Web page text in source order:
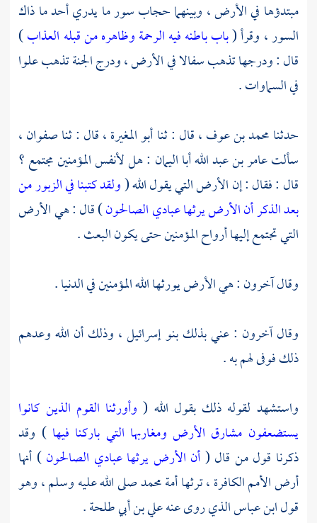
مبتدؤها في الأرض ، وبينهما حجاب سور ما يدري أحد ما ذاك
السور ، وقرأ (باب باطنه فيه الرحمة وظاهره من قبله العذاب)
قال : ودرجها تذهب سفالا في الأرض ، ودرج الجنة تذهب علوا
في السماوات .
حدثنامحمد بن عوف، قال : ثناأبو المغيرة، قال : ثناصفوان،
سألتعامر بن عبد الله أبا اليمان : هل لأنفس المؤمنين مجتمع ؟
قال : فقال : إن الأرض التي يقول الله (ولقد كتبنا في الزبور من
بعد الذكر أن الأرض يرثها عبادي الصالحون) قال : هي الأرض
التي تجتمع إليها أرواح المؤمنين حتى يكون البعث .
وقال آخرون : هي الأرض يورثها الله المؤمنين في الدنيا .
وقال آخرون : عني بذلكبنو إسرائيل، وذلك أن الله وعدهم
ذلك فوفى لهم به .
واستشهد لقوله ذلك بقول الله ( وأورثنا القوم الذين كانوا
يستضعفون مشارق الأرض ومغاربها التي باركنا فيها) وقد
ذكرنا قول من قال (أن الأرض يرثها عبادي الصالحون) أنها
أرض الأمم الكافرة ، ترثها أمة محمد صلى الله عليه وسلم ، وهو
قولابن عباسالذي روى عنهعلي بن أبي طلحة.